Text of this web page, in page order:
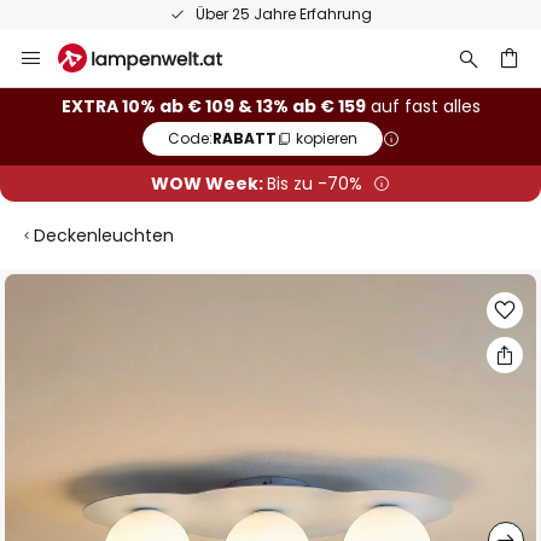
Über 25 Jahre Erfahrung
Inhalt
springen
EXTRA 10% ab € 109 & 13% ab € 159auf fast alles
Code:RABATT kopieren
WOW Week:Bis zu -70%
Deckenleuchten
Zum